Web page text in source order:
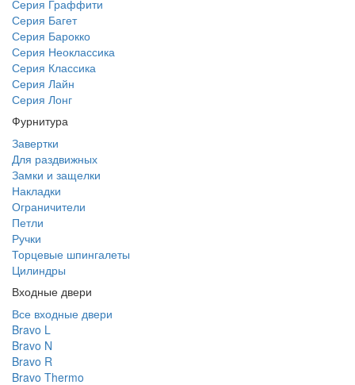
Серия Граффити
Серия Багет
Серия Барокко
Серия Неоклассика
Серия Классика
Серия Лайн
Серия Лонг
Фурнитура
Завертки
Для раздвижных
Замки и защелки
Накладки
Ограничители
Петли
Ручки
Торцевые шпингалеты
Цилиндры
Входные двери
Все входные двери
Bravo L
Bravo N
Bravo R
Bravo Thermo